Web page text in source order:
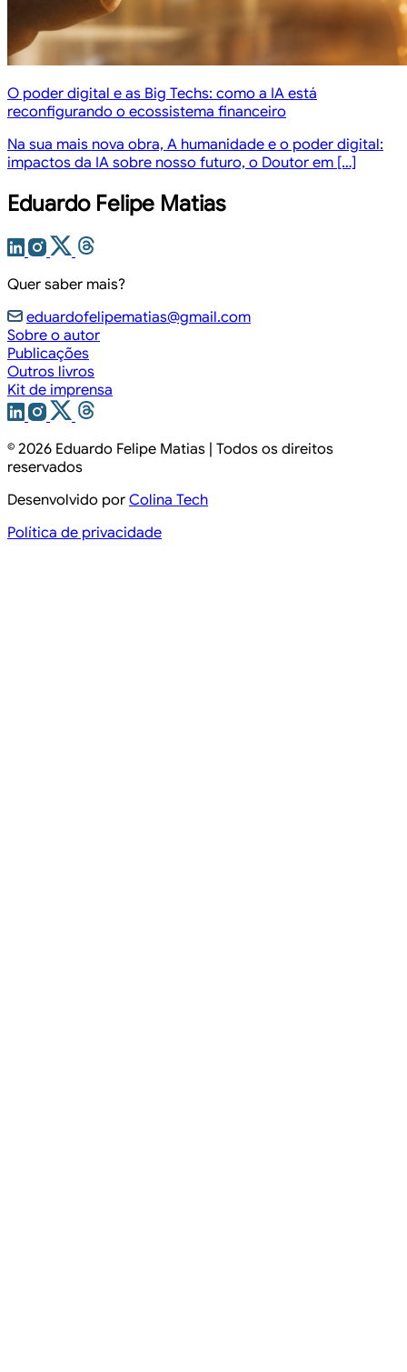
O poder digital e as Big Techs: como a IA está
reconfigurando o ecossistema financeiro
Na sua mais nova obra, A humanidade e o poder digital:
impactos da IA sobre nosso futuro, o Doutor em […]
Eduardo Felipe Matias
Quer saber mais?
eduardofelipematias@gmail.com
Sobre o autor
Publicações
Outros livros
Kit de imprensa
© 2026 Eduardo Felipe Matias | Todos os direitos
reservados
Desenvolvido por Colina Tech
Política de privacidade